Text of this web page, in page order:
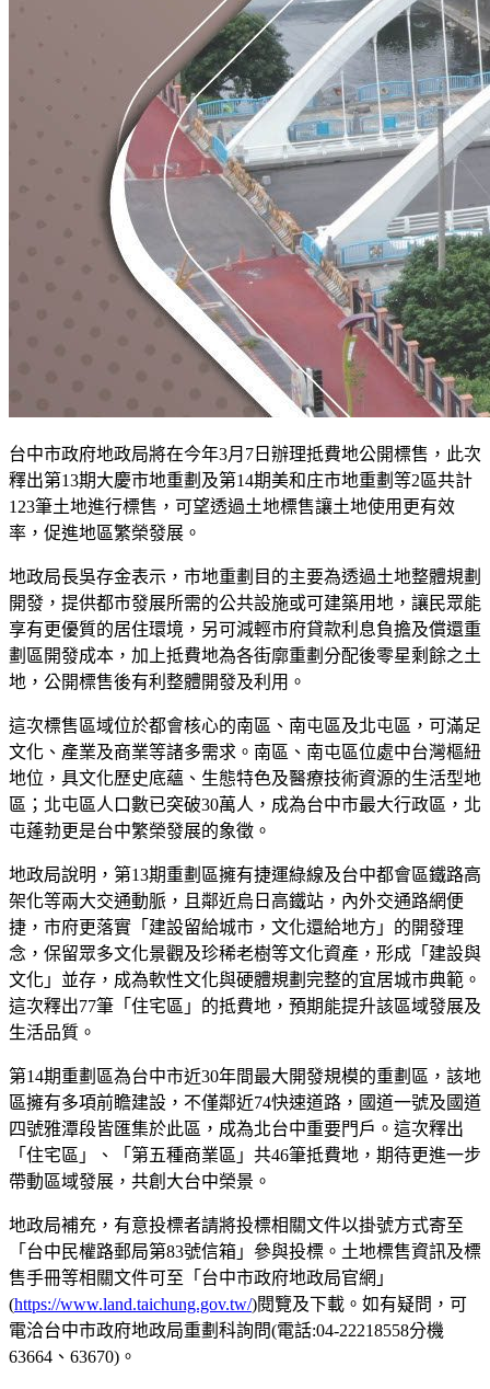
台中市政府地政局將在今年3月7日辦理抵費地公開標售，此次
釋出第13期大慶市地重劃及第14期美和庄市地重劃等2區共計
123筆土地進行標售，可望透過土地標售讓土地使用更有效
率，促進地區繁榮發展。
地政局長吳存金表示，市地重劃目的主要為透過土地整體規劃
開發，提供都市發展所需的公共設施或可建築用地，讓民眾能
享有更優質的居住環境，另可減輕市府貸款利息負擔及償還重
劃區開發成本，加上抵費地為各街廓重劃分配後零星剩餘之土
地，公開標售後有利整體開發及利用。
這次標售區域位於都會核心的南區、南屯區及北屯區，可滿足
文化、產業及商業等諸多需求。南區、南屯區位處中台灣樞紐
地位，具文化歷史底蘊、生態特色及醫療技術資源的生活型地
區；北屯區人口數已突破30萬人，成為台中市最大行政區，北
屯蓬勃更是台中繁榮發展的象徵。
地政局說明，第13期重劃區擁有捷運綠線及台中都會區鐵路高
架化等兩大交通動脈，且鄰近烏日高鐵站，內外交通路網便
捷，市府更落實「建設留給城市，文化還給地方」的開發理
念，保留眾多文化景觀及珍稀老樹等文化資產，形成「建設與
文化」並存，成為軟性文化與硬體規劃完整的宜居城市典範。
這次釋出77筆「住宅區」的抵費地，預期能提升該區域發展及
生活品質。
第14期重劃區為台中市近30年間最大開發規模的重劃區，該地
區擁有多項前瞻建設，不僅鄰近74快速道路，國道一號及國道
四號雅潭段皆匯集於此區，成為北台中重要門戶。這次釋出
「住宅區」、「第五種商業區」共46筆抵費地，期待更進一步
帶動區域發展，共創大台中榮景。
地政局補充，有意投標者請將投標相關文件以掛號方式寄至
「台中民權路郵局第83號信箱」參與投標。土地標售資訊及標
售手冊等相關文件可至「台中市政府地政局官網」
(https://www.land.taichung.gov.tw/)閱覽及下載。如有疑問，可
電洽台中市政府地政局重劃科詢問(電話:04-22218558分機
63664、63670)。